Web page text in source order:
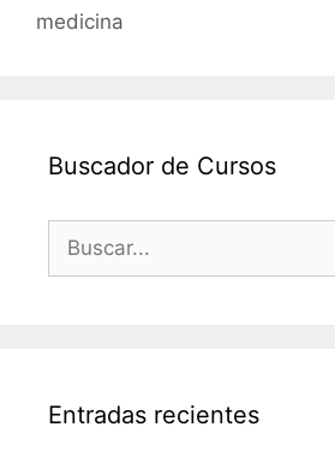
medicina
Buscador de Cursos
Buscar:
Entradas recientes